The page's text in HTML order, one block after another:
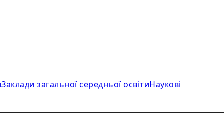
Заклади загальної середньої освітиНаукові